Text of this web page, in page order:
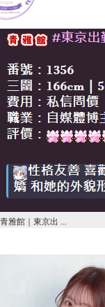
青雅館｜東京出 ...